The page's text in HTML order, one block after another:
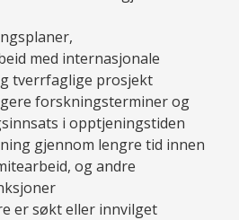
med internasjonale
tverrfaglige prosjekt
forskningsterminer og
i opptjeningstiden
gjennom lengre tid innen
og andre
er søkt eller innvilget